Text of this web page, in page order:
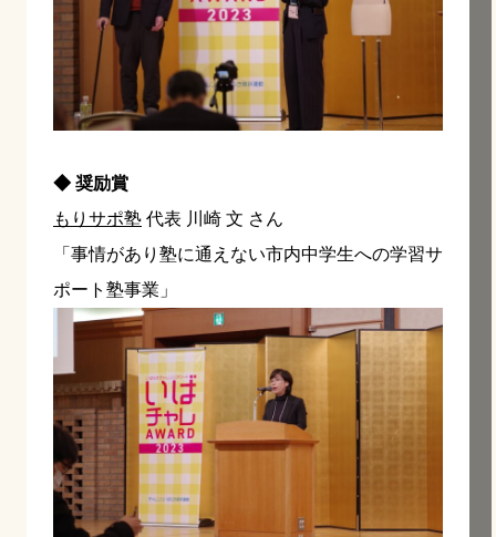
◆ 奨励賞
もりサポ塾 代表 川崎 文 さん
「事情があり塾に通えない市内中学生への学習サ
ポート塾事業」